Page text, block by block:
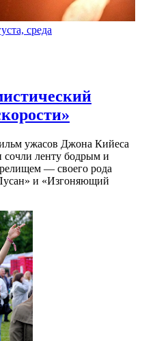
среда
ужасов Джона Кийеса
сочли ленту бодрым и
— своего рода
и «Изгоняющий